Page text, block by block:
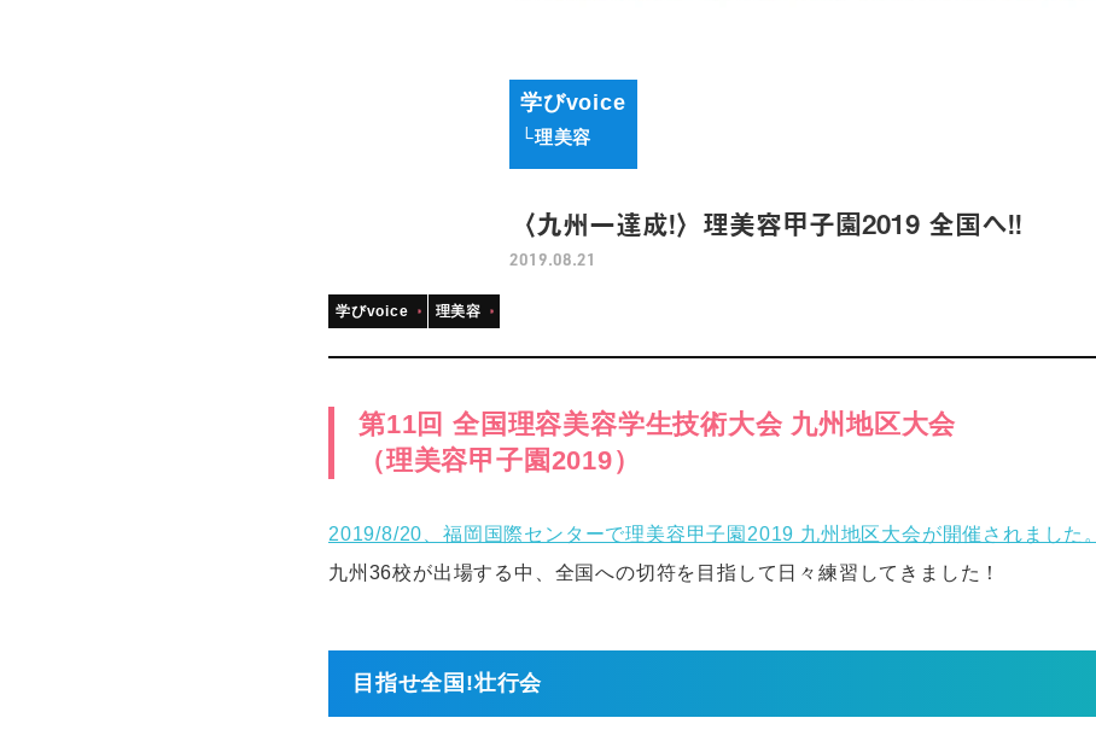
学びvoice
└理美容
〈九州一達成!〉理美容甲子園2019 全国へ!!
2019.08.21
学びvoice 理美容
第11回 全国理容美容学生技術大会 九州地区大会
（理美容甲子園2019）
2019/8/20、福岡国際センターで理美容甲子園2019 九州地区大会が開催されました。
九州36校が出場する中、全国への切符を目指して日々練習してきました！
目指せ全国!壮行会